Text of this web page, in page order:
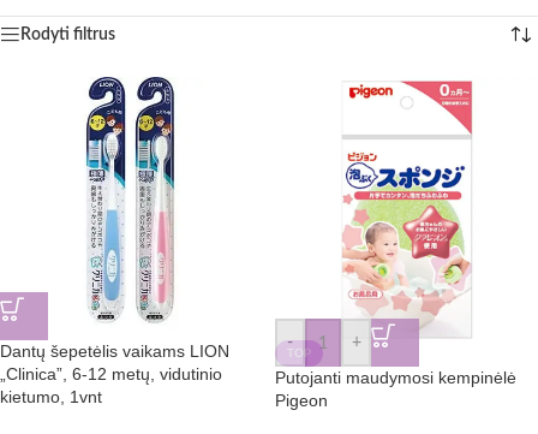
Rodyti filtrus
Dantų šepetėlis vaikams LION
„Clinica”, 6-12 metų, vidutinio
kietumo, 1vnt
TOP
- +
Putojanti maudymosi kempinėlė
Pigeon